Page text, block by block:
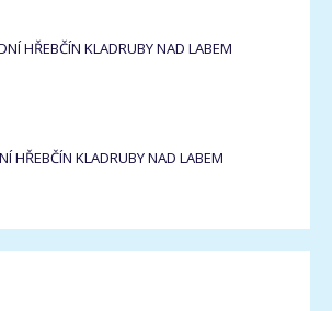
HŘEBČÍN KLADRUBY NAD LABEM